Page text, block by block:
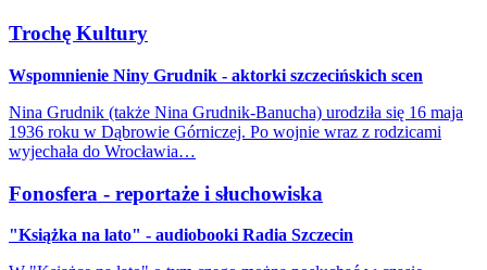
Trochę Kultury
Wspomnienie Niny Grudnik - aktorki szczecińskich scen
Nina Grudnik (także Nina Grudnik-Banucha) urodziła się 16 maja
1936 roku w Dąbrowie Górniczej. Po wojnie wraz z rodzicami
wyjechała do Wrocławia…
Fonosfera - reportaże i słuchowiska
"Książka na lato" - audiobooki Radia Szczecin